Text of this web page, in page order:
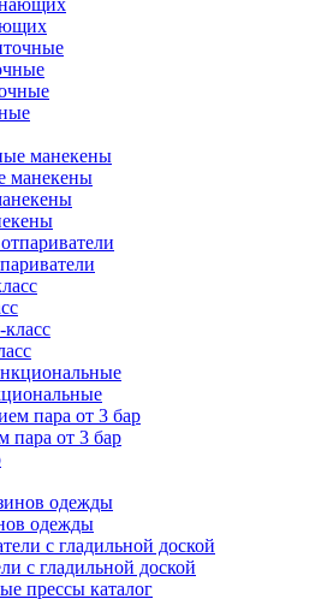
манекены
пара от 3 бар
одежды
с гладильной доской